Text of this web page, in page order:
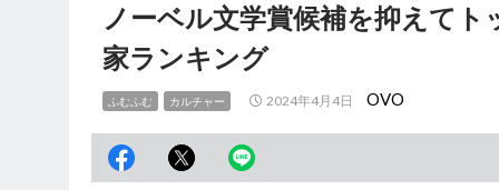
ノーベル文学賞候補を抑えて
家ランキング
ふむふむ カルチャー 2024年4月4日 OVO